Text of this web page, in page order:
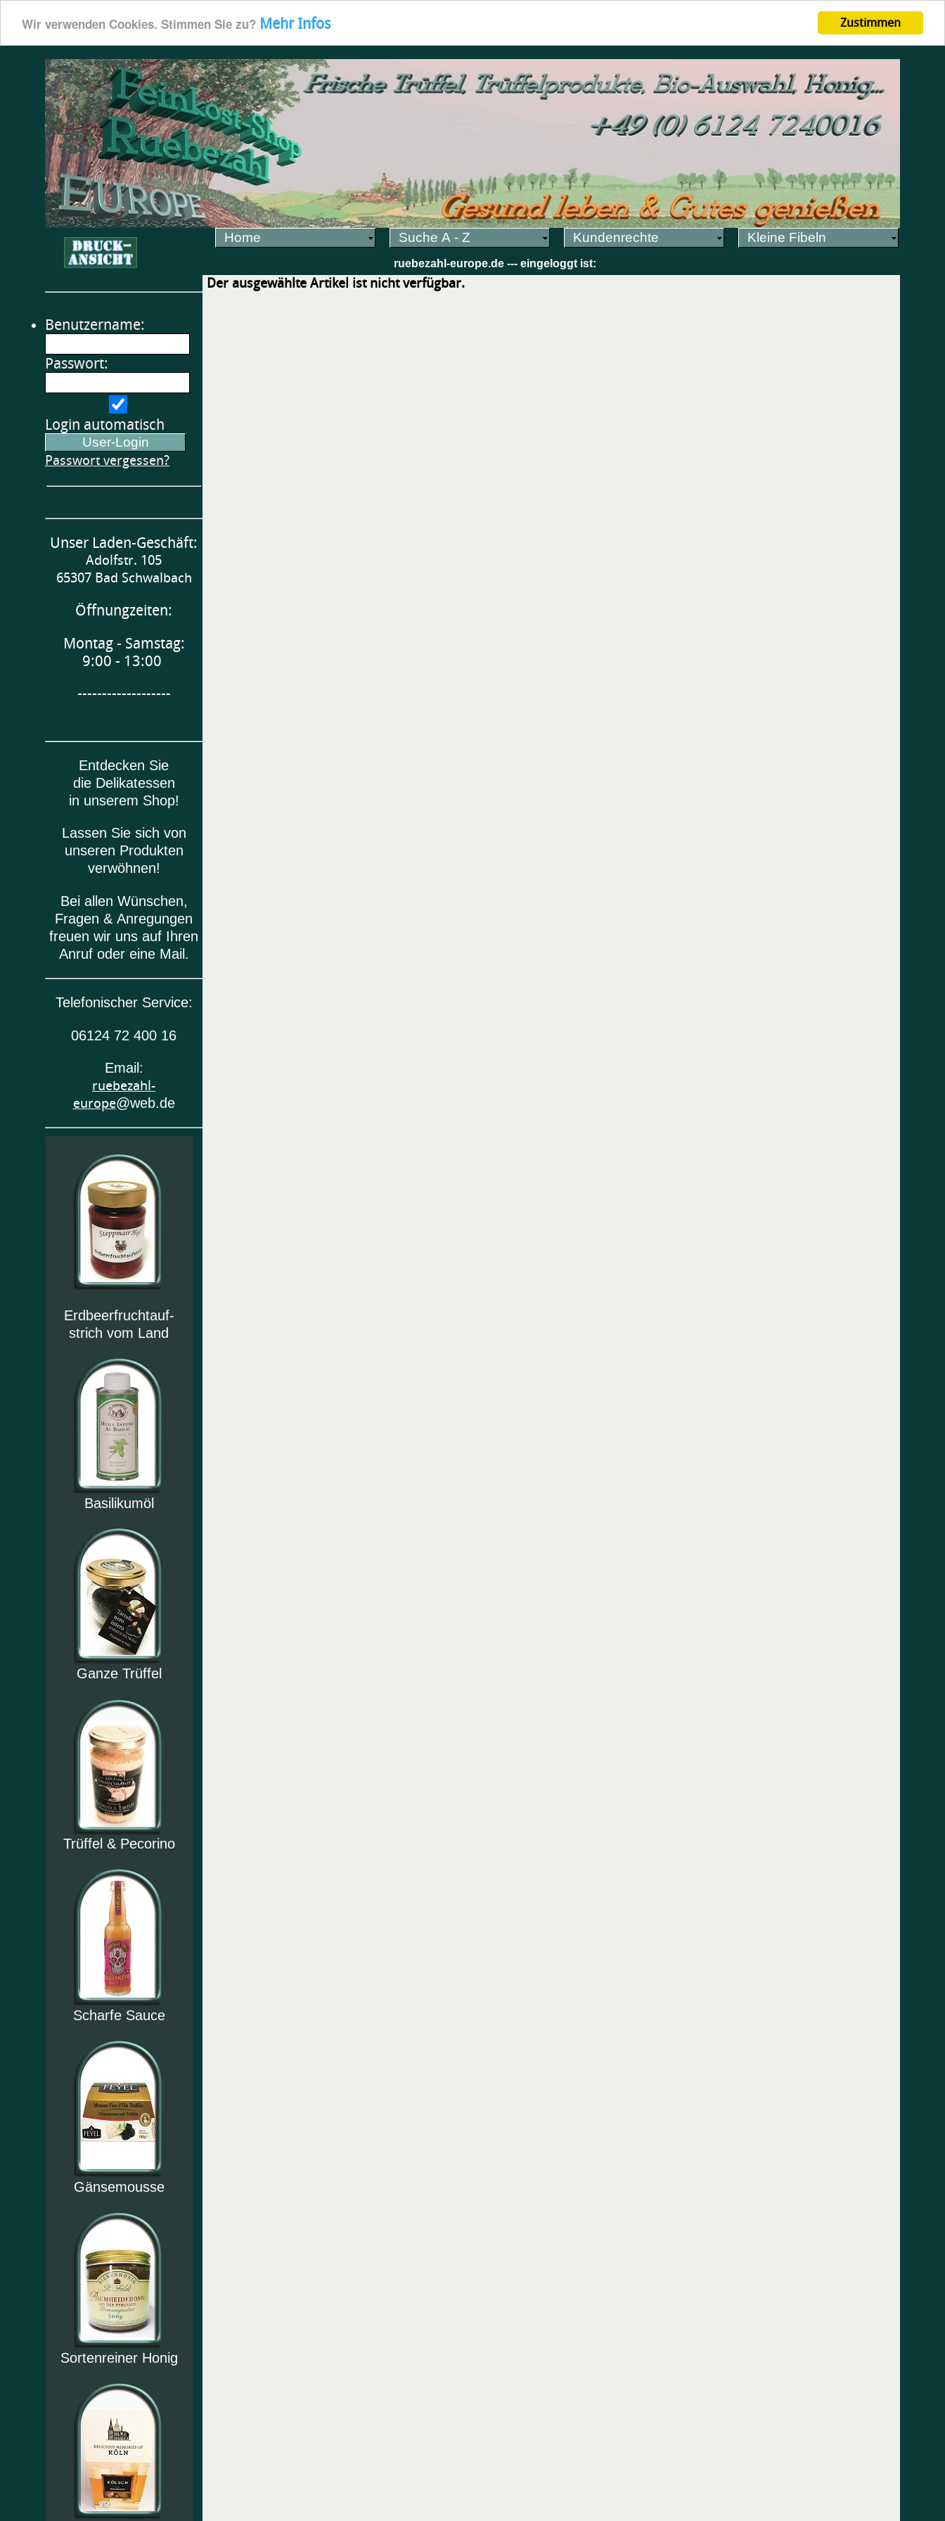
Zustimmen
Wir verwenden Cookies. Stimmen Sie zu? Mehr Infos
Home Suche A - Z Kundenrechte Kleine Fibeln
ruebezahl-europe.de --- eingeloggt ist:
Benutzername:
Passwort:
Login automatisch
Passwort vergessen?
Unser Laden-Geschäft:
Adolfstr. 105
65307 Bad Schwalbach
Öffnungzeiten:
Montag - Samstag:
9:00 - 13:00
-------------------
Entdecken Sie
die Delikatessen
in unserem Shop!
Lassen Sie sich von
unseren Produkten
verwöhnen!
Bei allen Wünschen,
Fragen & Anregungen
freuen wir uns auf Ihren
Anruf oder eine Mail.
Telefonischer Service:
06124 72 400 16
Email:
ruebezahl-
europe@web.de
Erdbeerfruchtauf-
strich vom Land
Basilikumöl
Ganze Trüffel
Trüffel & Pecorino
Scharfe Sauce
Gänsemousse
Sortenreiner Honig
Der ausgewählte Artikel ist nicht verfügbar.